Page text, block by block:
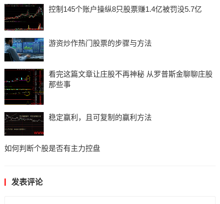
控制145个账户操纵8只股票赚1.4亿被罚没5.7亿
游资炒作热门股票的步骤与方法
看完这篇文章让庄股不再神秘 从罗普斯金聊聊庄股
那些事
稳定赢利，且可复制的赢利方法
如何判断个股是否有主力控盘
发表评论